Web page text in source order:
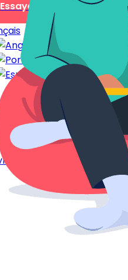
Essayer gratuitement
livret
d'accueil - Nantes